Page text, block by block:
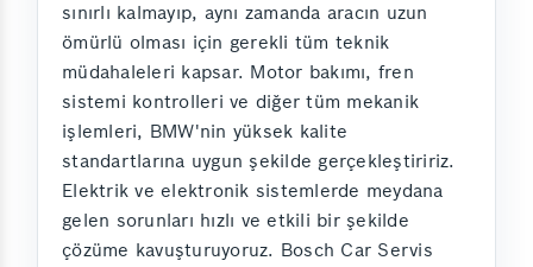
sınırlı kalmayıp, aynı zamanda aracın uzun
ömürlü olması için gerekli tüm teknik
müdahaleleri kapsar. Motor bakımı, fren
sistemi kontrolleri ve diğer tüm mekanik
işlemleri, BMW'nin yüksek kalite
standartlarına uygun şekilde gerçekleştiririz.
Elektrik ve elektronik sistemlerde meydana
gelen sorunları hızlı ve etkili bir şekilde
çözüme kavuşturuyoruz. Bosch Car Servis